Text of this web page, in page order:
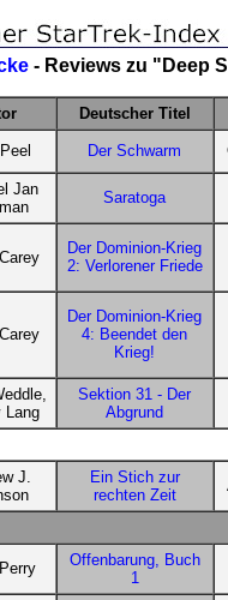
- Reviews zu "Deep
Deutscher Titel
Der Schwarm
Jan
Saratoga
Der Dominion-Krieg
2: Verlorener Friede
Der Dominion-Krieg
4: Beendet den
Krieg!
Lang
Sektion 31 - Der
Abgrund
J.
Ein Stich zur
rechten Zeit
Offenbarung, Buch
1